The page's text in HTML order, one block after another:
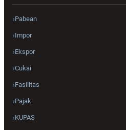
Pabean
Impor
Ekspor
Cukai
Fasilitas
Pajak
KUPAS